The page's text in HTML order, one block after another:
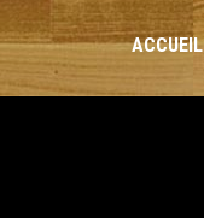
ACCUEIL